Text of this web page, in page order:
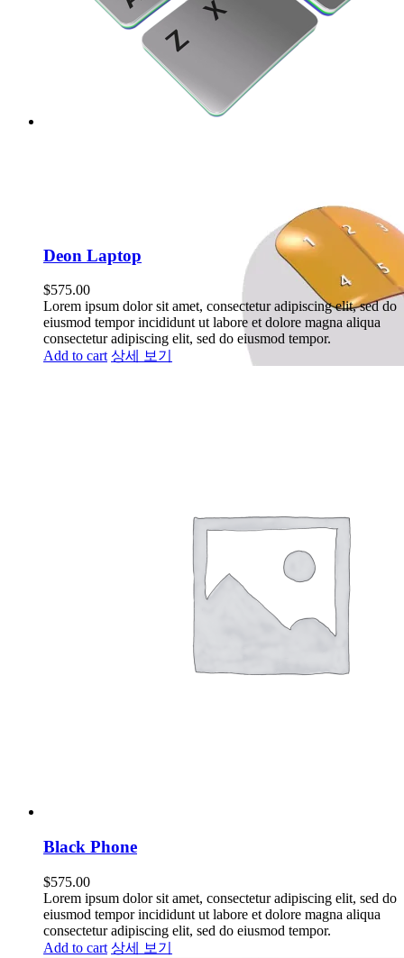
Deon Laptop
$575.00
Lorem ipsum dolor sit amet, consectetur adipiscing elit, sed do
eiusmod tempor incididunt ut labore et dolore magna aliqua
consectetur adipiscing elit, sed do eiusmod tempor.
Add to cart 상세 보기
Black Phone
$575.00
Lorem ipsum dolor sit amet, consectetur adipiscing elit, sed do
eiusmod tempor incididunt ut labore et dolore magna aliqua
consectetur adipiscing elit, sed do eiusmod tempor.
Add to cart 상세 보기